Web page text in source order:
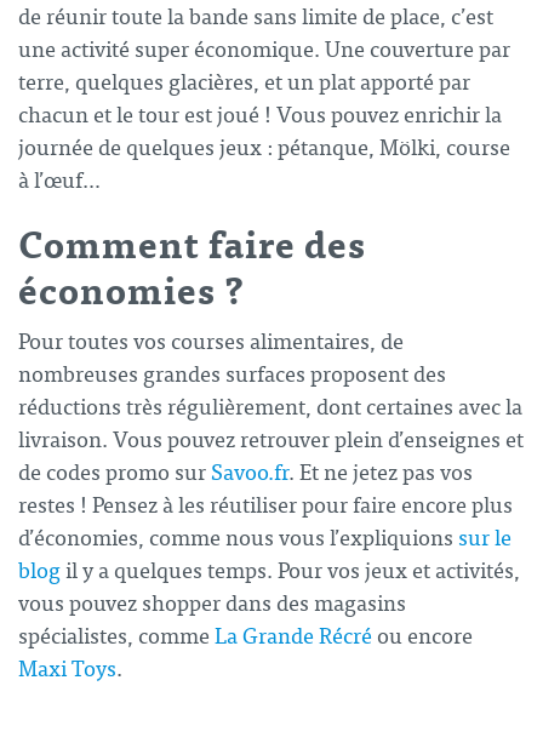
de réunir toute la bande sans limite de place, c’est
une activité super économique. Une couverture par
terre, quelques glacières, et un plat apporté par
chacun et le tour est joué ! Vous pouvez enrichir la
journée de quelques jeux : pétanque, Mölki, course
à l’œuf…
Comment faire des
économies ?
Pour toutes vos courses alimentaires, de
nombreuses grandes surfaces proposent des
réductions très régulièrement, dont certaines avec la
livraison. Vous pouvez retrouver plein d’enseignes et
de codes promo surSavoo.fr. Et ne jetez pas vos
restes ! Pensez à les réutiliser pour faire encore plus
d’économies, comme nous vous l’expliquions sur le
blogil y a quelques temps. Pour vos jeux et activités,
vous pouvez shopper dans des magasins
spécialistes, comme La Grande Récré ou encore
Maxi Toys.